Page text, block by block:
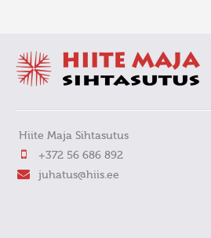
Hiite Maja Sihtasutus
+372 56 686 892
juhatus@hiis.ee